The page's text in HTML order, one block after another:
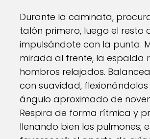
Durante la caminata,
talón primero, luego el resto
impulsándote con la punta.
mirada al frente, la espalda
hombros relajados.
con suavidad, flexionándolos
ángulo aproximado de
Respira de forma rítmica y
llenando bien los pulmones;